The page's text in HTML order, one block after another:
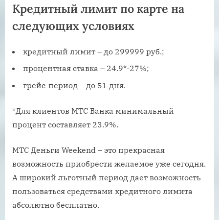
Кредитный лимит по карте на
следующих условиях
кредитный лимит – до 299999 руб.;
процентная ставка – 24.9*-27%;
грейс-период – до 51 дня.
*Для клиентов МТС Банка минимальный
процент составляет 23.9%.
МТС Деньги Weekend – это прекрасная
возможность приобрести желаемое уже сегодня.
А широкий льготный период дает возможность
пользоваться средствами кредитного лимита
абсолютно бесплатно.